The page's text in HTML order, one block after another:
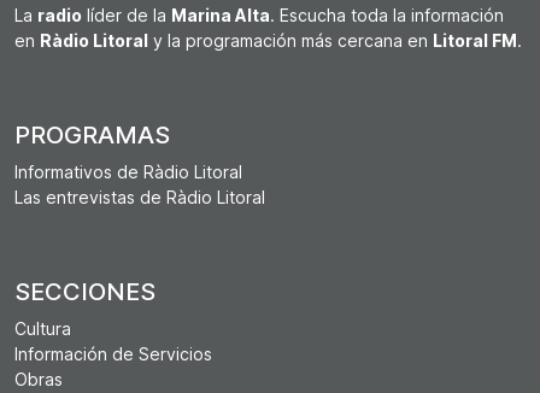
La radio líder de la Marina Alta. Escucha toda la información
en Ràdio Litoral y la programación más cercana en Litoral FM .
PROGRAMAS
Informativos de Ràdio Litoral
Las entrevistas de Ràdio Litoral
SECCIONES
Cultura
Información de Servicios
Obras